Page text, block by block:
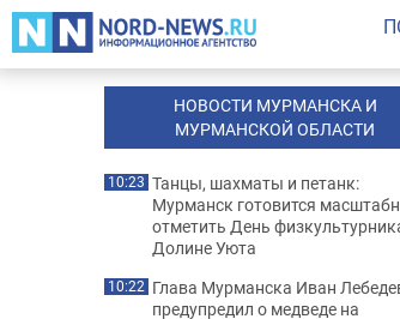
НОВОСТИ МУРМАНСКА И
МУРМАНСКОЙ ОБЛАСТИ
10:23 Танцы, шахматы и петанк:
Мурманск готовится
отметить День
Долине Уюта
10:22 Глава Мурманска Иван
предупредил о медведе на